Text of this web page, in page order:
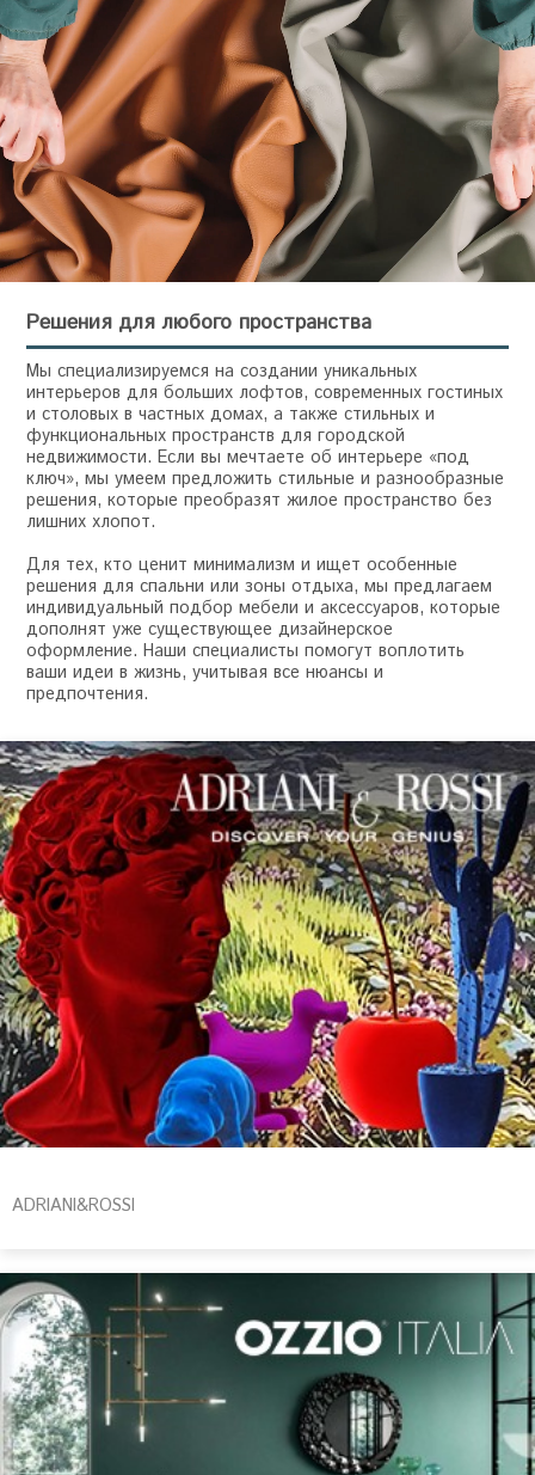
Решения для любого пространства
Мы специализируемся на создании уникальных
интерьеров для больших лофтов, современных гостиных
и столовых в частных домах, а также стильных и
функциональных пространств для городской
недвижимости. Если вы мечтаете об интерьере «под
ключ», мы умеем предложить стильные и разнообразные
решения, которые преобразят жилое пространство без
лишних хлопот.
Для тех, кто ценит минимализм и ищет особенные
решения для спальни или зоны отдыха, мы предлагаем
индивидуальный подбор мебели и аксессуаров, которые
дополнят уже существующее дизайнерское
оформление. Наши специалисты помогут воплотить
ваши идеи в жизнь, учитывая все нюансы и
предпочтения.
ADRIANI&ROSSI